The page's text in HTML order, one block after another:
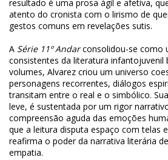
resultado é uma prosa ágil e afetiva,
atento do cronista com o lirismo de
gestos comuns em revelações sutis.
A Série 11º Andarconsolidou-se como
consistentes da literatura infantojuvenil
volumes, Alvarez criou um universo
personagens recorrentes, diálogos
transitam entre o real e o simbólico.
leve, é sustentada por um rigor
compreensão aguda das emoções
que a leitura disputa espaço com telas
reafirma o poder da narrativa literária
empatia.